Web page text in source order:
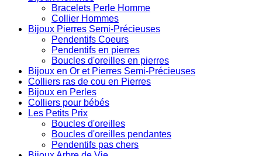
Bracelets Perle Homme
Collier Hommes
Bijoux Pierres Semi-Précieuses
Pendentifs Coeurs
Pendentifs en pierres
Boucles d'oreilles en pierres
Bijoux en Or et Pierres Semi-Précieuses
Colliers ras de cou en Pierres
Bijoux en Perles
Colliers pour bébés
Les Petits Prix
Boucles d'oreilles
Boucles d'oreilles pendantes
Pendentifs pas chers